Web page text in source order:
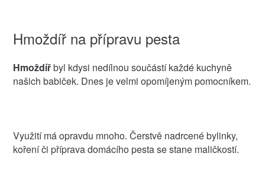
Hmoždíř na přípravu pesta
Hmoždířbyl kdysi nedílnou součástí každé kuchyně
našich babiček. Dnes je velmi opomíjeným pomocníkem.
Využití má opravdu mnoho. Čerstvě nadrcené bylinky,
koření či příprava domácího pesta se stane maličkostí.